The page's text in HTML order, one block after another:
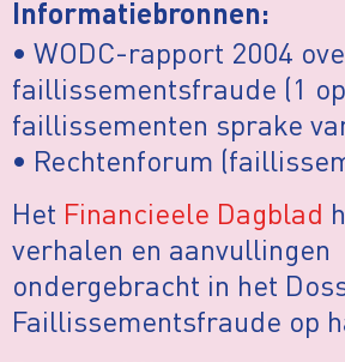
Informatiebronnen:
• WODC-rapport 2004
faillissementsfraude (1
faillissementen sprake
• Rechtenforum
Het Financieele Dagblad
verhalen en aanvullingen
ondergebracht in het
Faillissementsfraude op